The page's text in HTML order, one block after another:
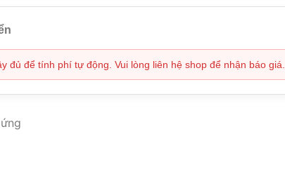
đủ để tính phí tự động. Vui lòng liên hệ shop để nhận báo giá.